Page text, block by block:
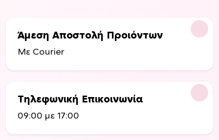
Άμεση Αποστολή Προιόντων
Με Courier
Τηλεφωνική Επικοινωνία
09:00 με 17:00